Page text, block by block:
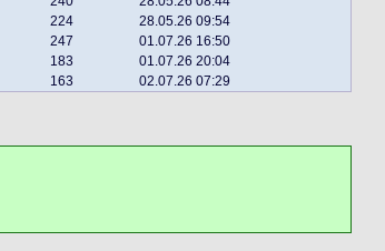
224 28.05.26 09:54
247 01.07.26 16:50
183 01.07.26 20:04
163 02.07.26 07:29